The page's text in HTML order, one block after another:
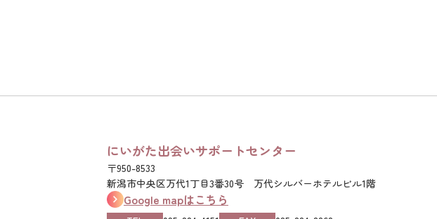
にいがた出会いサポートセンター
〒950-8533
新潟市中央区万代1丁目3番30号 万代シルバーホテルビル1階
Google mapはこちら